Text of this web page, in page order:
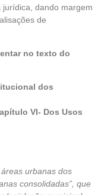
dando margem
de
no texto do
dos
VI- Dos Usos
urbanas dos
consolidadas”, que